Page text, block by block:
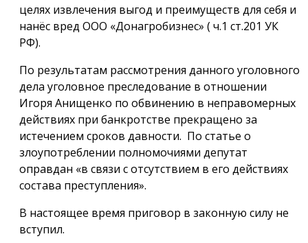
целях извлечения выгод и преимуществ для себя и
нанёс вред ООО «Донагробизнес» ( ч.1 ст.201 УК
РФ).
По результатам рассмотрения данного уголовного
дела уголовное преследование в отношении
Игоря Анищенко по обвинению в неправомерных
действиях при банкротстве прекращено за
истечением сроков давности. По статье о
злоупотреблении полномочиями депутат
оправдан «в связи с отсутствием в его действиях
состава преступления».
В настоящее время приговор в законную силу не
вступил.